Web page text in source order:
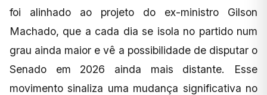
foi alinhado ao projeto do ex-ministro Gilson
Machado, que a cada dia se isola no partido num
grau ainda maior e vê a possibilidade de disputar o
Senado em 2026 ainda mais distante. Esse
movimento sinaliza uma mudança significativa no